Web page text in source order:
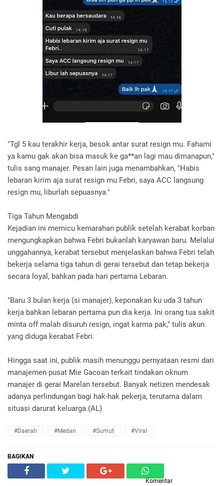
"Tgl 5 kau terakhir kerja, besok antar surat resign mu. Fahami
ya kamu gak akan bisa masuk ke ga**an lagi mau dimanapun,"
tulis sang manajer. Pesan lain juga menambahkan, "Habis
lebaran kirim aja surat resign mu Febri, saya ACC langsung
resign mu, liburlah sepuasnya."
Tiga Tahun Mengabdi
Kejadian ini memicu kemarahan publik setelah kerabat korban
mengungkapkan bahwa Febri bukanlah karyawan baru. Melalui
unggahannya, kerabat tersebut menjelaskan bahwa Febri telah
bekerja selama tiga tahun di gerai tersebut dan tetap bekerja
secara loyal, bahkan pada hari pertama Lebaran.
"Baru 3 bulan kerja (si manajer), keponakan ku uda 3 tahun
kerja bahkan lebaran pertama pun dia kerja. Ini orang tua sakit
minta off malah disuruh resign, ingat karma pak," tulis akun
yang diduga kerabat Febri.
Hingga saat ini, publik masih menunggu pernyataan resmi dari
manajemen pusat Mie Gacoan terkait tindakan oknum
manajer di gerai Marelan tersebut. Banyak netizen mendesak
adanya perlindungan bagi hak-hak pekerja, terutama dalam
situasi darurat keluarga.(AL)
#Daerah #Medan #Sumut #Viral
BAGIKAN
Komentar